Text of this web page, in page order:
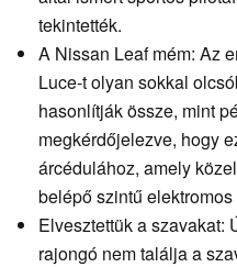
tekintették.
A Nissan Leaf mém: Az
Luce-t olyan sokkal
hasonlítják össze, mint
megkérdőjelezve, hogy
árcédulához, amely
belépő szintű elektromos
Elvesztettük a szavakat:
rajongó nem találja a